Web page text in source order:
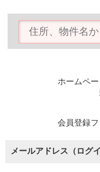
ホームペ
会員登録フ
メールアドレス（ログイ